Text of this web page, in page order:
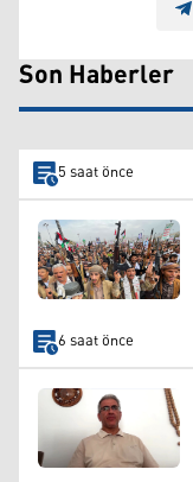
Son Haberler
5 saat önce
6 saat önce